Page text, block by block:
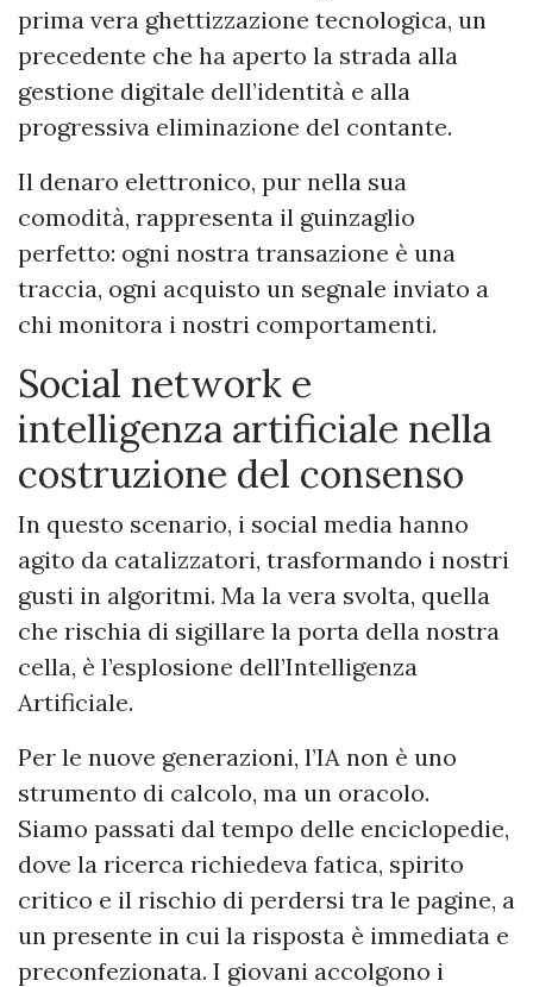
prima vera ghettizzazione tecnologica, un
precedente che ha aperto la strada alla
gestione digitale dell’identità e alla
progressiva eliminazione del contante.
Il denaro elettronico, pur nella sua
comodità, rappresenta il guinzaglio
perfetto: ogni nostra transazione è una
traccia, ogni acquisto un segnale inviato a
chi monitora i nostri comportamenti.
Social network e
intelligenza artificiale nella
costruzione del consenso
In questo scenario, i social media hanno
agito da catalizzatori, trasformando i nostri
gusti in algoritmi. Ma la vera svolta, quella
che rischia di sigillare la porta della nostra
cella, è l’esplosione dell’Intelligenza
Artificiale.
Per le nuove generazioni, l’IA non è uno
strumento di calcolo, ma un oracolo.
Siamo passati dal tempo delle enciclopedie,
dove la ricerca richiedeva fatica, spirito
critico e il rischio di perdersi tra le pagine, a
un presente in cui la risposta è immediata e
preconfezionata. I giovani accolgono i